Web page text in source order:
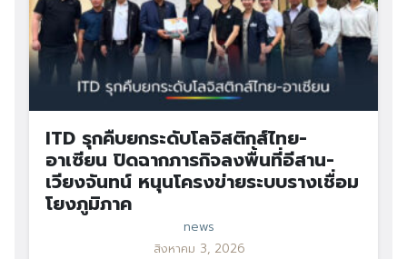
ITD รุกคืบยกระดับโลจิสติกส์ไทย-
อาเซียน ปิดฉากภารกิจลงพื้นที่อีสาน-
เวียงจันทน์ หนุนโครงข่ายระบบรางเชื่อม
โยงภูมิภาค
news
สิงหาคม 3, 2026